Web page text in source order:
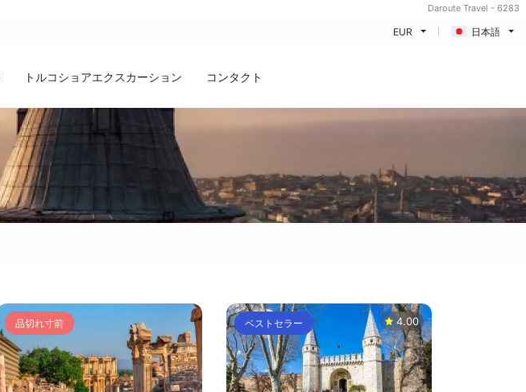
Daroute Travel - 6283
EUR 日本語
トルコショアエクスカーション コンタクト
品切れ寸前 ベストセラー 4.00